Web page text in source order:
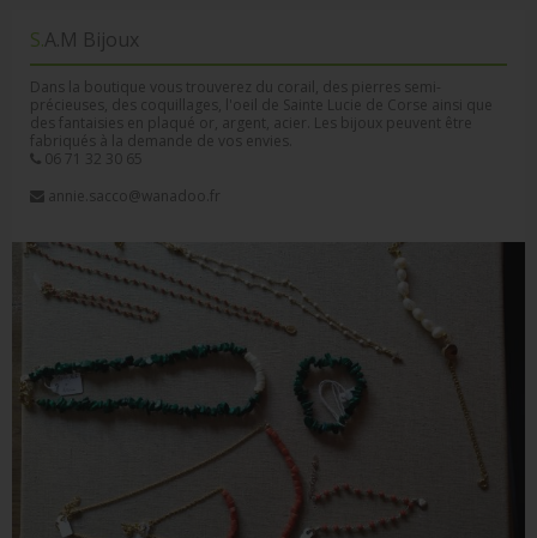
S.A.M Bijoux
Dans la boutique vous trouverez du corail, des pierres semi-
précieuses, des coquillages, l'oeil de Sainte Lucie de Corse ainsi que
des fantaisies en plaqué or, argent, acier. Les bijoux peuvent être
fabriqués à la demande de vos envies.
06 71 32 30 65
annie.sacco@wanadoo.fr